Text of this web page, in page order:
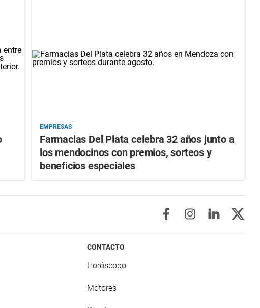
EMPRESAS
Farmacias Del Plata celebra 32 años junto a
los mendocinos con premios, sorteos y
beneficios especiales
CONTACTO
Horóscopo
Motores